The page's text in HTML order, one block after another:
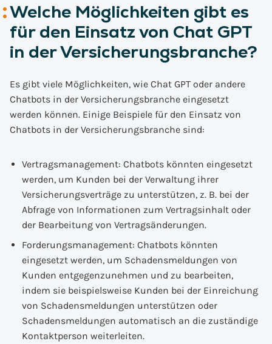
Welche Möglichkeiten gibt es
für den Einsatz von Chat GPT
in der Versicherungsbranche?
Es gibt viele Möglichkeiten, wie Chat GPT oder andere
Chatbots in der Versicherungsbranche eingesetzt
werden können. Einige Beispiele für den Einsatz von
Chatbots in der Versicherungsbranche sind:
Vertragsmanagement: Chatbots könnten eingesetzt
werden, um Kunden bei der Verwaltung ihrer
Versicherungsverträge zu unterstützen, z. B. bei der
Abfrage von Informationen zum Vertragsinhalt oder
der Bearbeitung von Vertragsänderungen.
Forderungsmanagement: Chatbots könnten
eingesetzt werden, um Schadensmeldungen von
Kunden entgegenzunehmen und zu bearbeiten,
indem sie beispielsweise Kunden bei der Einreichung
von Schadensmeldungen unterstützen oder
Schadensmeldungen automatisch an die zuständige
Kontaktperson weiterleiten.